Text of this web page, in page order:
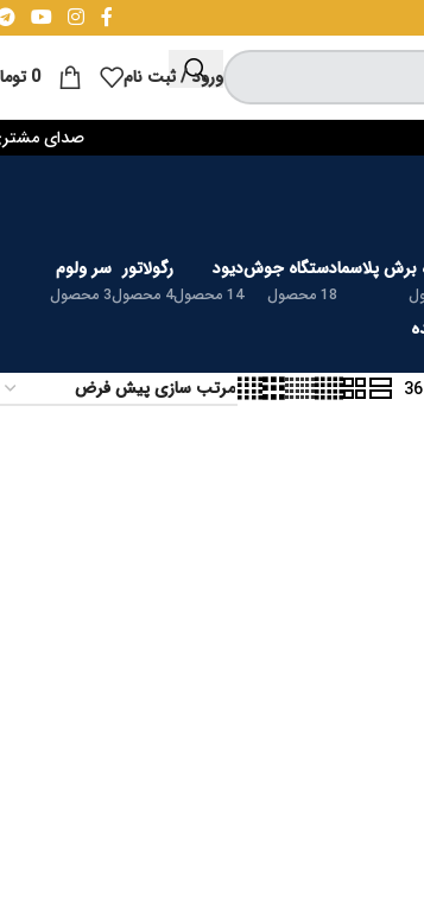
ورود / ثبت نام 0
صدای
برش پلاسمادستگاه جوش
18 محصول
دیود
14 محصول
رگولاتور
4 محصول
سر ولوم
3 محصول
36